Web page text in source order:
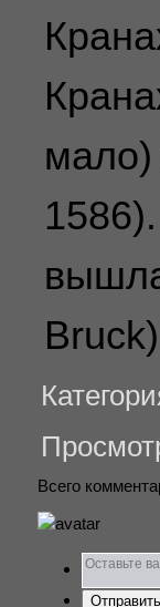
Всего
Отправить